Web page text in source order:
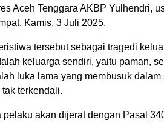
Aceh Tenggara AKBP Yulhendri,
Kamis, 3 Juli 2025.
tersebut sebagai tragedi
keluarga sendiri, yaitu paman,
luka lama yang membusuk dalam
terkendali.
akan dijerat dengan Pasal